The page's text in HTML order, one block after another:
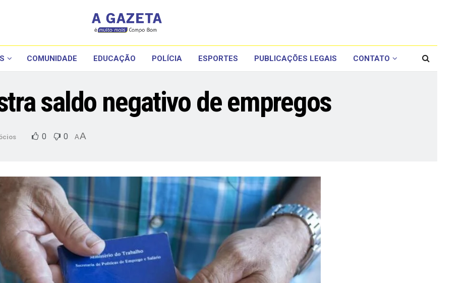
COMUNIDADE EDUCAÇÃO POLÍCIA ESPORTES PUBLICAÇÕES LEGAIS CONTATO
saldo negativo de empregos
0 0 AA